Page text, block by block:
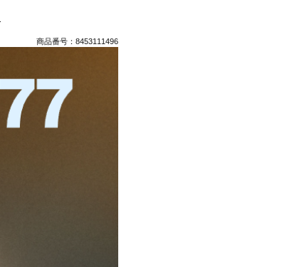
商品番号：8453111496